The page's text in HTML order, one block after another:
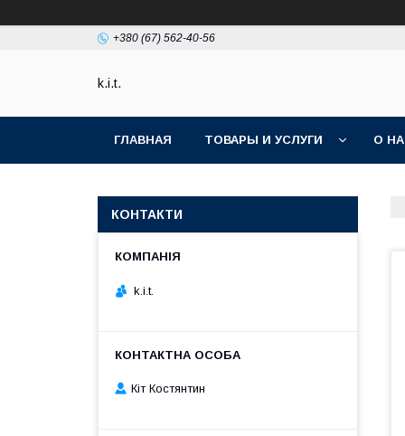
+380 (67) 562-40-56
k.i.t.
ГЛАВНАЯ ТОВАРЫ И УСЛУГИ О
КОНТАКТИ
k.i.t.
Кіт Костянтин